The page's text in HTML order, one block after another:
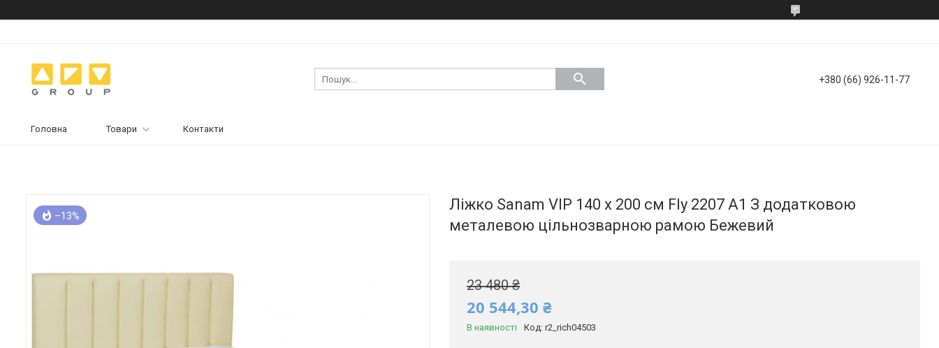
+380 (66) 926-11-77
Головна Товари Контакти
–13%
Ліжко Sanam VIP 140 х 200 см Fly 2207 A1 З додатковою
металевою цільнозварною рамою Бежевий
23 480 ₴
20 544,30 ₴
В наявності Код: r2_rich04503